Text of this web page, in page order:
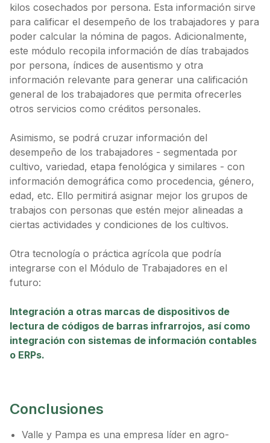
kilos cosechados por persona. Esta información sirve
para calificar el desempeño de los trabajadores y para
poder calcular la nómina de pagos. Adicionalmente,
este módulo recopila información de días trabajados
por persona, índices de ausentismo y otra
información relevante para generar una calificación
general de los trabajadores que permita ofrecerles
otros servicios como créditos personales.
Asimismo, se podrá cruzar información del
desempeño de los trabajadores - segmentada por
cultivo, variedad, etapa fenológica y similares - con
información demográfica como procedencia, género,
edad, etc. Ello permitirá asignar mejor los grupos de
trabajos con personas que estén mejor alineadas a
ciertas actividades y condiciones de los cultivos.
Otra tecnología o práctica agrícola que podría
integrarse con el Módulo de Trabajadores en el
futuro:
Integración a otras marcas de dispositivos de
lectura de códigos de barras infrarrojos, así como
integración con sistemas de información contables
o ERPs.
Conclusiones
Valle y Pampa es una empresa líder en agro-